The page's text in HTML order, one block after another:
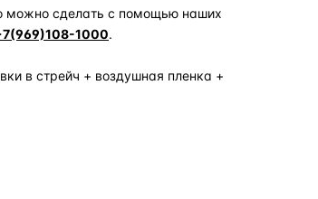
можно сделать с помощью наших
1000.
в стрейч + воздушная пленка +